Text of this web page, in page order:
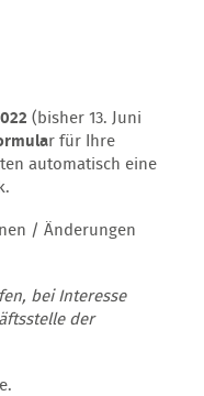
(bisher 13. Juni
r für Ihre
automatisch eine
/ Änderungen
bei Interesse
der